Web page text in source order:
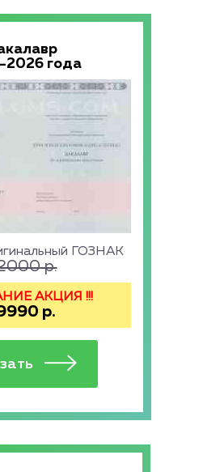
2026 года
ГОЗНАК
р.
АКЦИЯ !!!
р.